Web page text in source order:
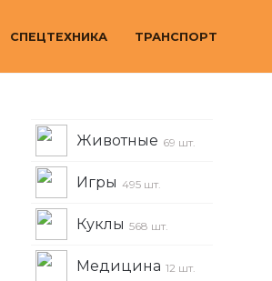
СПЕЦТЕХНИКА ТРАНСПОРТ
Животные 69 шт.
Игры 495 шт.
Куклы 568 шт.
Медицина 12 шт.